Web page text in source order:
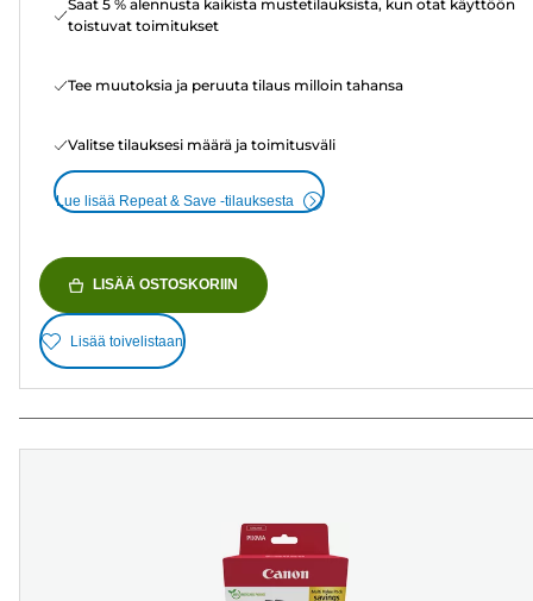
Saat 5 % alennusta kaikista mustetilauksista, kun otat käyttöön
toistuvat toimitukset
Tee muutoksia ja peruuta tilaus milloin tahansa
Valitse tilauksesi määrä ja toimitusväli
Lue lisää Repeat & Save -tilauksesta
LISÄÄ OSTOSKORIIN
Lisää toivelistaan